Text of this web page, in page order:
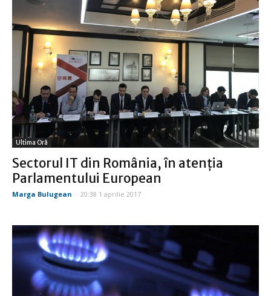
Ultima Oră
Sectorul IT din România, în atenţia
Parlamentului European
Marga Bulugean - 20:38 1 aprilie 2017